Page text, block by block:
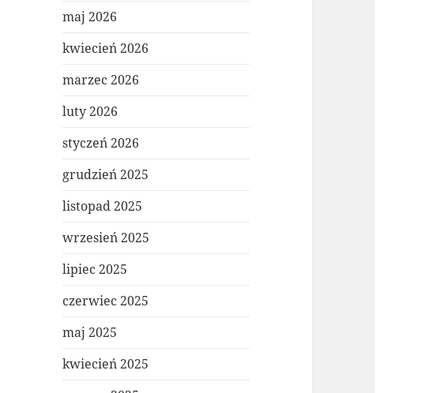
maj 2026
kwiecień 2026
marzec 2026
luty 2026
styczeń 2026
grudzień 2025
listopad 2025
wrzesień 2025
lipiec 2025
czerwiec 2025
maj 2025
kwiecień 2025